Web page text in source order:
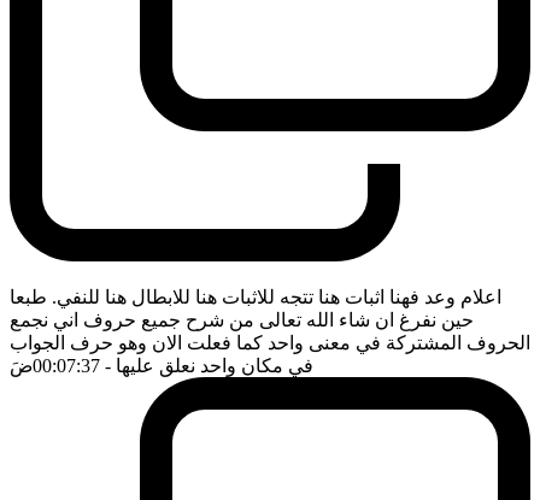
اعلام وعد فهنا اثبات هنا تتجه للاثبات هنا للابطال هنا للنفي. طبعا
حين نفرغ ان شاء الله تعالى من شرح جميع حروف اني نجمع
الحروف المشتركة في معنى واحد كما فعلت الان وهو حرف الجواب
في مكان واحد نعلق عليها - 00:07:37 ضَ